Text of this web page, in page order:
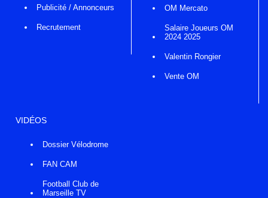
Publicité / Annonceurs
Recrutement
OM Mercato
Salaire Joueurs OM
2024 2025
Valentin Rongier
Vente OM
VIDÉOS
Dossier Vélodrome
FAN CAM
Football Club de
Marseille TV